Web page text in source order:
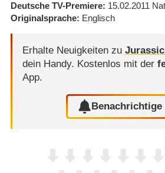
Deutsche TV-Premiere 15.02.2011
Originalsprache Englisch
Erhalte Neuigkeiten zu
dein Handy. Kostenlos mit der
App.